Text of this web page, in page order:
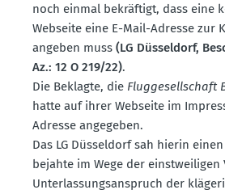
noch einmal bekräftigt, dass eine
Webseite eine E-Mail-Adresse zur
angeben muss (LG Düsseldorf,
Az.: 12 O 219/22).
Die Beklagte, die Flugge­sell­schaft
hatte auf ihrer Webseite im
Adresse angegeben.
Das LG Düsseldorf sah hierin
bejahte im Wege der einst­wei­ligen
Unter­las­sungs­an­spruch der